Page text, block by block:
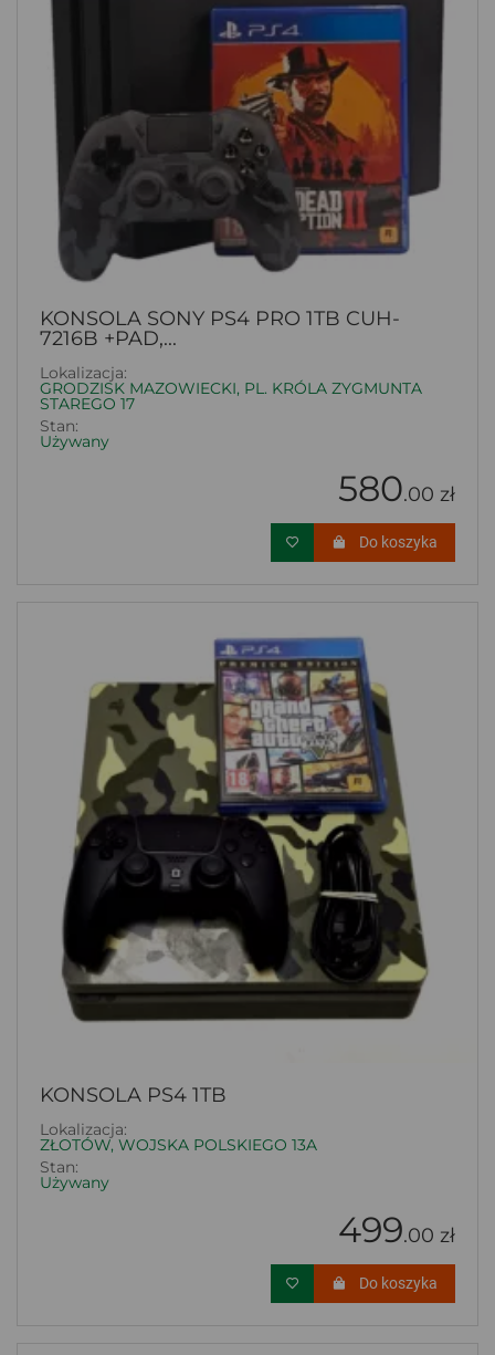
KONSOLA SONY PS4 PRO 1TB CUH-
7216B +PAD,...
Lokalizacja:
GRODZISK MAZOWIECKI, PL. KRÓLA ZYGMUNTA
STAREGO 17
Stan:
Używany
580.00 zł
Do koszyka
KONSOLA PS4 1TB
Lokalizacja:
ZŁOTÓW, WOJSKA POLSKIEGO 13A
Stan:
Używany
499.00 zł
Do koszyka